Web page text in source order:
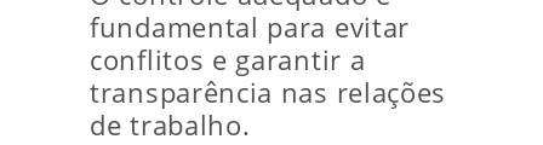
fundamental para evitar
conflitos e garantir a
transparência nas relações
de trabalho.